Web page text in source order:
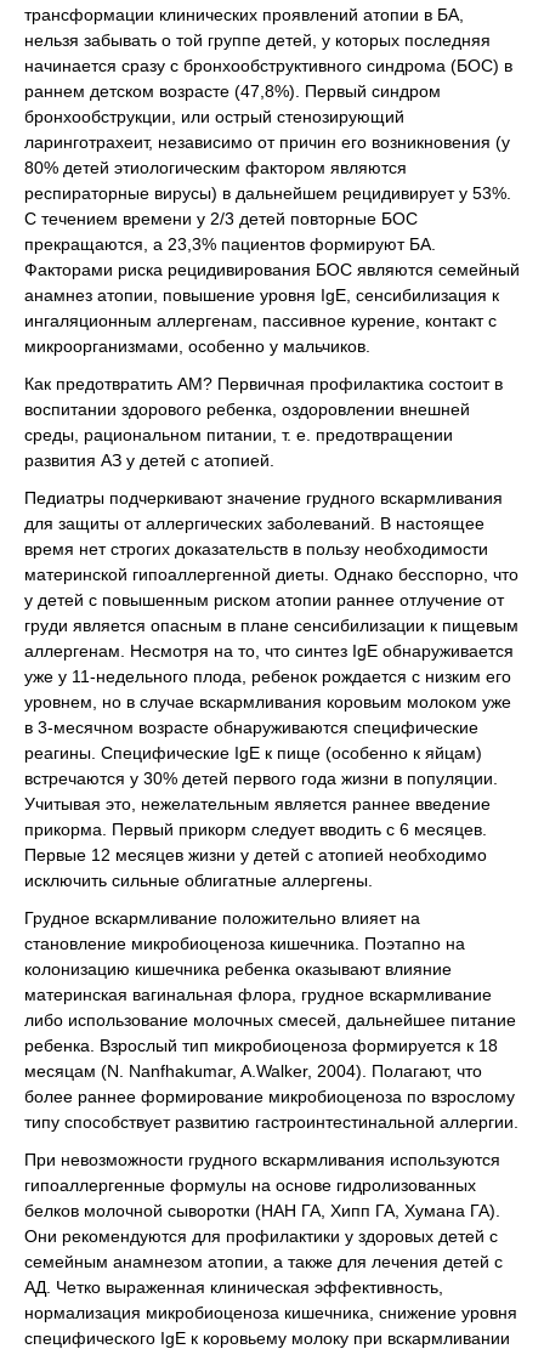
трансформации клинических проявлений атопии в БА,
нельзя забывать о той группе детей, у которых последняя
начинается сразу с бронхообструктивного синдрома (БОС) в
раннем детском возрасте (47,8%). Первый синдром
бронхообструкции, или острый стенозирующий
ларинготрахеит, независимо от причин его возникновения (у
80% детей этиологическим фактором являются
респираторные вирусы) в дальнейшем рецидивирует у 53%.
С течением времени у 2/3 детей повторные БОС
прекращаются, а 23,3% пациентов формируют БА.
Факторами риска рецидивирования БОС являются семейный
анамнез атопии, повышение уровня IgE, сенсибилизация к
ингаляционным аллергенам, пассивное курение, контакт с
микроорганизмами, особенно у мальчиков.
Как предотвратить АМ? Первичная профилактика состоит в
воспитании здорового ребенка, оздоровлении внешней
среды, рациональном питании, т. е. предотвращении
развития АЗ у детей с атопией.
Педиатры подчеркивают значение грудного вскармливания
для защиты от аллергических заболеваний. В настоящее
время нет строгих доказательств в пользу необходимости
материнской гипоаллергенной диеты. Однако бесспорно, что
у детей с повышенным риском атопии раннее отлучение от
груди является опасным в плане сенсибилизации к пищевым
аллергенам. Несмотря на то, что синтез IgE обнаруживается
уже у 11-недельного плода, ребенок рождается с низким его
уровнем, но в случае вскармливания коровьим молоком уже
в 3-месячном возрасте обнаруживаются специфические
реагины. Специфические IgE к пище (особенно к яйцам)
встречаются у 30% детей первого года жизни в популяции.
Учитывая это, нежелательным является раннее введение
прикорма. Первый прикорм следует вводить с 6 месяцев.
Первые 12 месяцев жизни у детей с атопией необходимо
исключить сильные облигатные аллергены.
Грудное вскармливание положительно влияет на
становление микробиоценоза кишечника. Поэтапно на
колонизацию кишечника ребенка оказывают влияние
материнская вагинальная флора, грудное вскармливание
либо использование молочных смесей, дальнейшее питание
ребенка. Взрослый тип микробиоценоза формируется к 18
месяцам (N. Nanfhakumar, A.Walker, 2004). Полагают, что
более раннее формирование микробиоценоза по взрослому
типу способствует развитию гастроинтестинальной аллергии.
При невозможности грудного вскармливания используются
гипоаллергенные формулы на основе гидролизованных
белков молочной сыворотки (НАН ГА, Хипп ГА, Хумана ГА).
Они рекомендуются для профилактики у здоровых детей с
семейным анамнезом атопии, а также для лечения детей с
АД. Четко выраженная клиническая эффективность,
нормализация микробиоценоза кишечника, снижение уровня
специфического IgE к коровьему молоку при вскармливании